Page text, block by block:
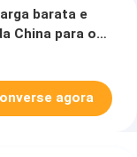
barata e
China para os
agora